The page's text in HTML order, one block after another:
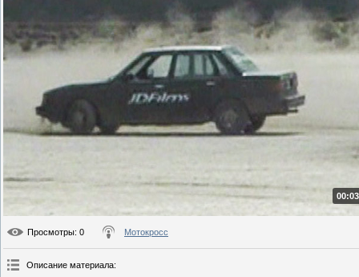
Просмотры: 0 Мотокросс
Описание материала: